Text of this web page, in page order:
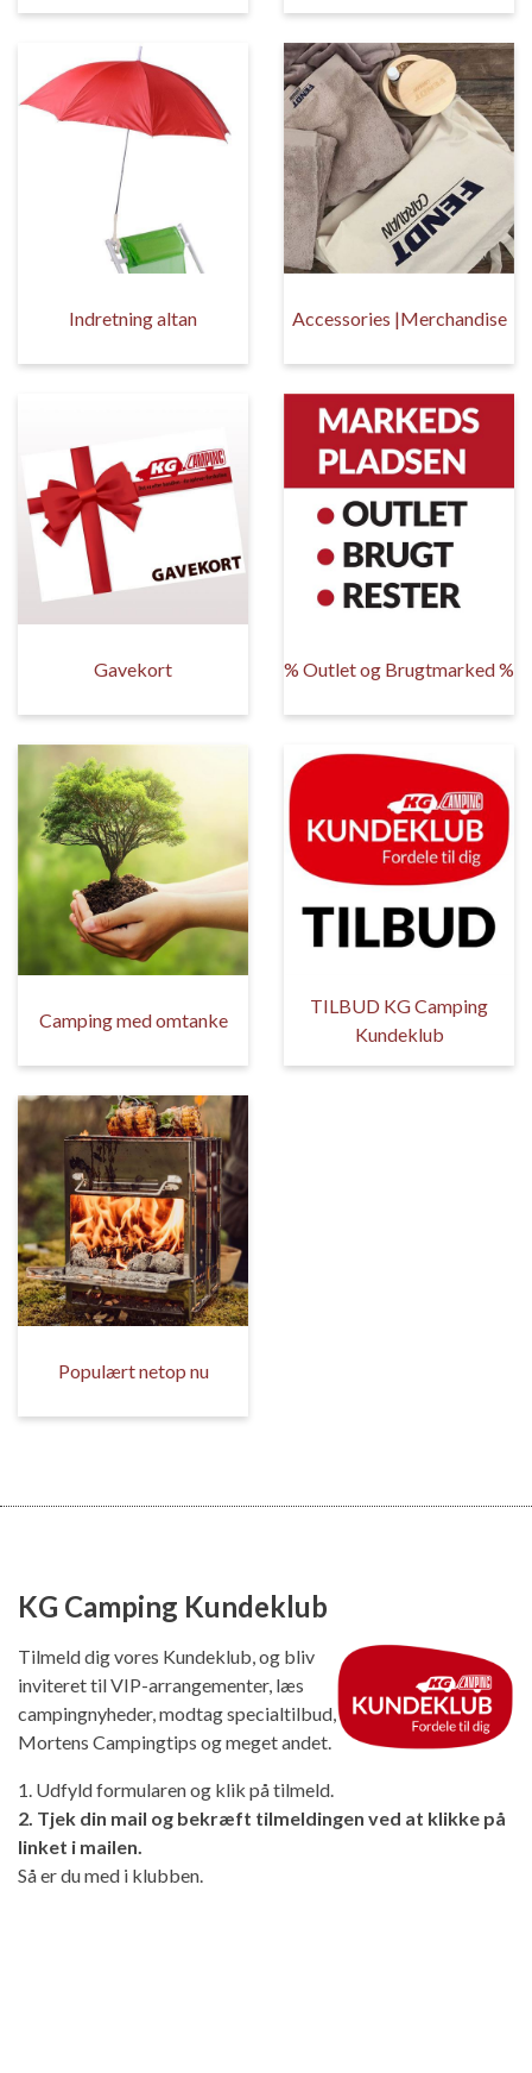
Indretning altan Accessories |Merchandise
Gavekort % Outlet og Brugtmarked %
Camping med omtanke
TILBUD KG Camping
Kundeklub
Populært netop nu
KG Camping Kundeklub
Tilmeld dig vores Kundeklub, og bliv
inviteret til VIP-arrangementer, læs
campingnyheder, modtag specialtilbud,
Mortens Campingtips og meget andet.
1. Udfyld formularen og klik på tilmeld.
2. Tjek din mail og bekræft tilmeldingen ved at klikke på
linket i mailen.
Så er du med i klubben.